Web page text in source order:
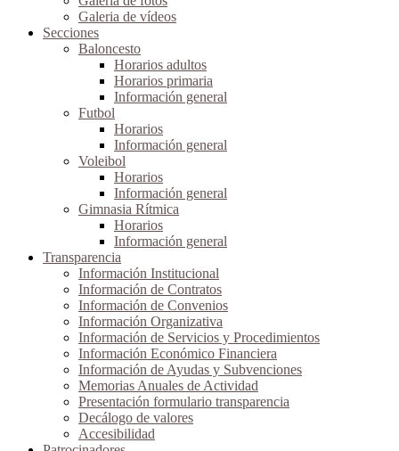
Galeria de vídeos
Secciones
Baloncesto
Horarios adultos
Horarios primaria
Información general
Futbol
Horarios
Información general
Voleibol
Horarios
Información general
Gimnasia Rítmica
Horarios
Información general
Transparencia
Información Institucional
Información de Contratos
Información de Convenios
Información Organizativa
Información de Servicios y Procedimientos
Información Económico Financiera
Información de Ayudas y Subvenciones
Memorias Anuales de Actividad
Presentación formulario transparencia
Decálogo de valores
Accesibilidad